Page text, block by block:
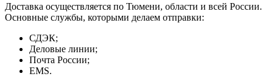
Доставка осуществляется по Тюмени, области и всей России.
Основные службы, которыми делаем отправки:
СДЭК;
Деловые линии;
Почта России;
EMS.